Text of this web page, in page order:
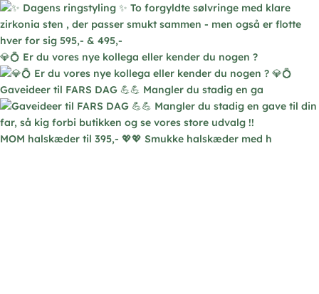
💎💍 Er du vores nye kollega eller kender du nogen ?
Gaveideer til FARS DAG 💪💪 Mangler du stadig en ga
MOM halskæder til 395,- 💖💖 Smukke halskæder med h